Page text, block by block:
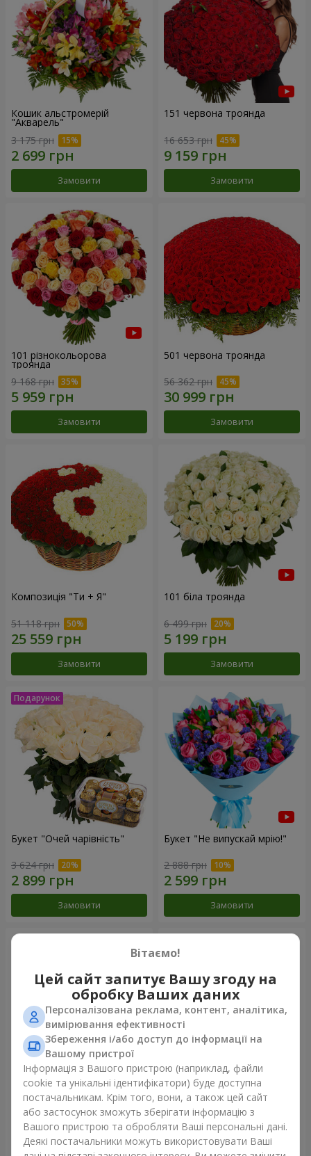
Кошик альстромерій
"Акварель"
3 175 грн
Замовити
151 червона троянда
16 653 грн
Замовити
101 різнокольорова
троянда
9 168 грн
Замовити
501 червона троянда
56 362 грн
Замовити
Композиція "Ти + Я"
51 118 грн
Замовити
101 біла троянда
6 499 грн
Замовити
Букет "Очей чарівність"
3 624 грн
Замовити
Букет "Не випускай мрію!"
2 888 грн
Замовити
Букет "Казка мого життя"
2 399 грн
Замовити
51 біла хризантема
5 175 грн
Замовити
Вітаємо!
Цей сайт запитує Вашу згоду на
обробку Ваших даних
Персоналізована реклама, контент, аналітика,
вимірювання ефективності
Збереження і/або доступ до інформації на
Вашому пристрої
Інформація з Вашого пристрою (наприклад, файли
cookie та унікальні ідентифікатори) буде доступна
постачальникам. Крім того, вони, а також цей сайт
або застосунок зможуть зберігати інформацію з
Вашого пристрою та обробляти Ваші персональні дані.
Деякі постачальники можуть використовувати Ваші